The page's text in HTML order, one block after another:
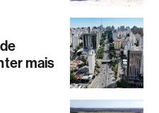
mais